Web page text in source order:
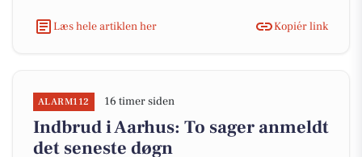
Læs hele artiklen her Kopiér link
ALARM112 16 timer siden
Indbrud i Aarhus: To sager anmeldt
det seneste døgn